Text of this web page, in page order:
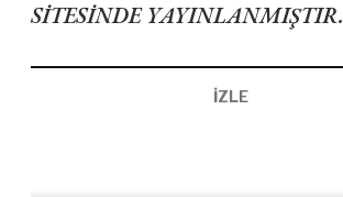
SİTESİNDE YAYINLANMIŞTIR.
İZLE